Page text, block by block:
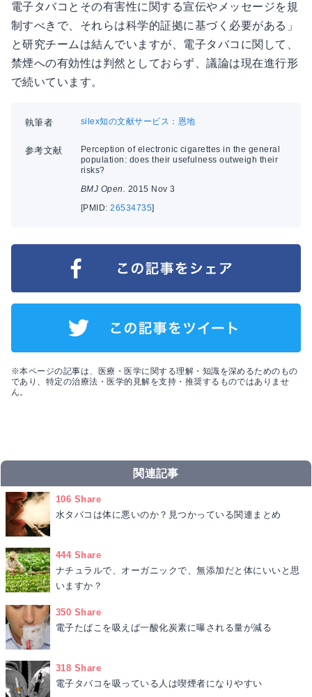
電子タバコとその有害性に関する宣伝やメッセージを規
制すべきで、それらは科学的証拠に基づく必要がある」
と研究チームは結んでいますが、電子タバコに関して、
禁煙への有効性は判然としておらず、議論は現在進行形
で続いています。
執筆者 silex知の文献サービス：恩地
参考文献
Perception of electronic cigarettes in the general
population: does their usefulness outweigh their
risks?
BMJ Open. 2015 Nov 3
[PMID:26534735]
※本ページの記事は、医療・医学に関する理解・知識を深めるためのもの
であり、特定の治療法・医学的見解を支持・推奨するものではありませ
ん。
関連記事
106 Share
水タバコは体に悪いのか？見つかっている関連まとめ
444 Share
ナチュラルで、オーガニックで、無添加だと体にいいと思
いますか？
350 Share
電子たばこを吸えば一酸化炭素に曝される量が減る
318 Share
電子タバコを吸っている人は喫煙者になりやすい